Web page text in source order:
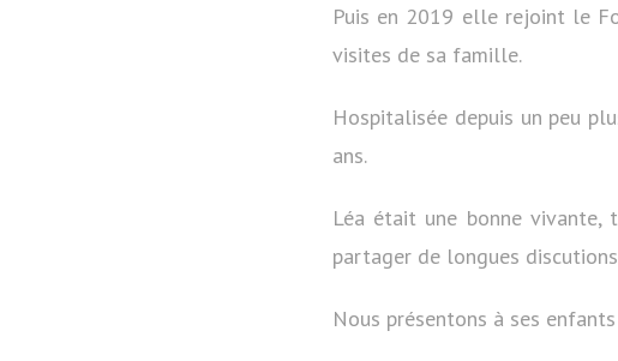
Puis en 2019 elle rejoint le
visites de sa famille.
Hospitalisée depuis un peu
ans.
Léa était une bonne vivante,
partager de longues
Nous présentons à ses